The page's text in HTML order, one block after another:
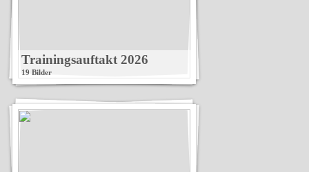
Trainingsauftakt 2026
19 Bilder